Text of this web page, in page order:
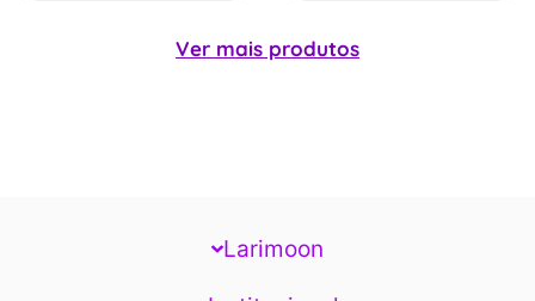
Ver mais produtos
Larimoon